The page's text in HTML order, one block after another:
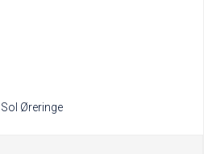
Sol Øreringe